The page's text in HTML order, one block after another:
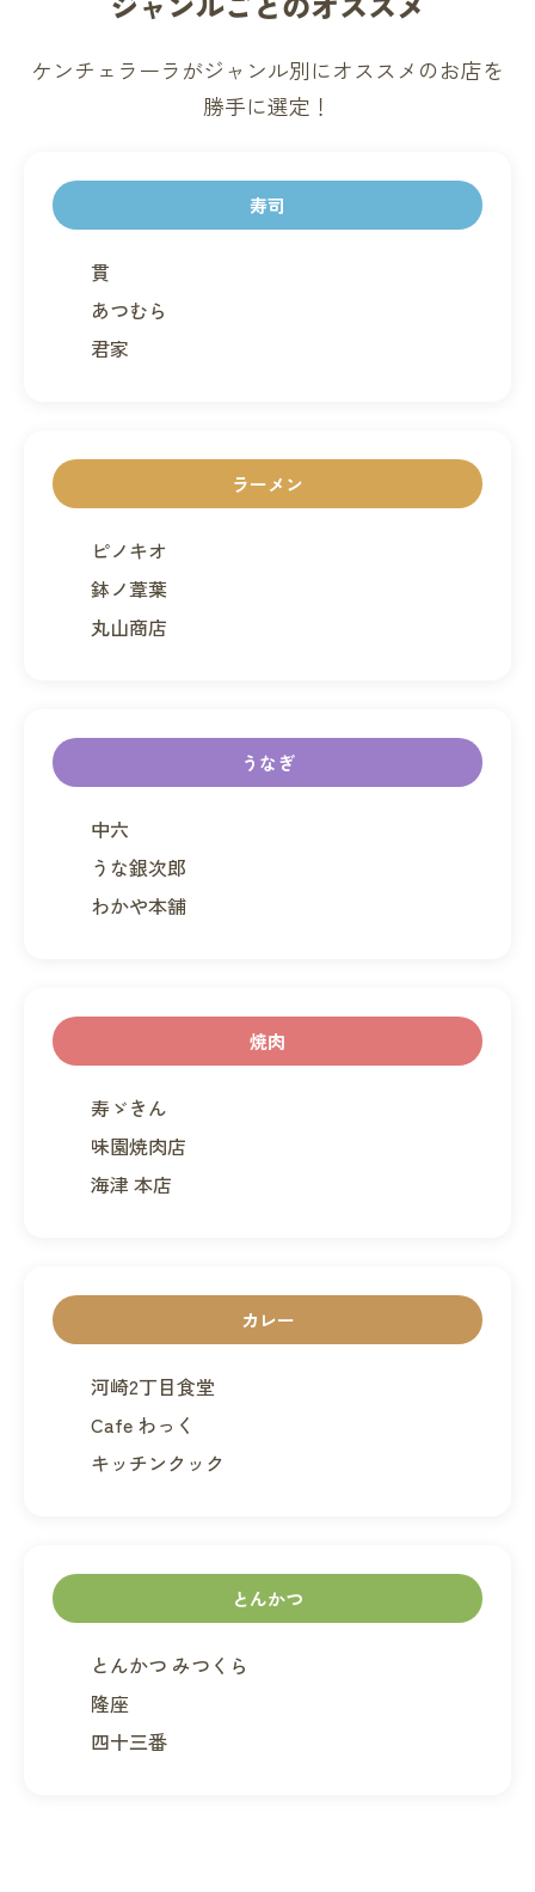
ケンチェラーラがジャンル別にオススメのお店を
勝手に選定！
寿司
貫
あつむら
君家
ラーメン
ピノキオ
鉢ノ葦葉
丸山商店
うなぎ
中六
うな銀次郎
わかや本舗
焼肉
寿ゞきん
味園焼肉店
海津 本店
カレー
河崎2丁目食堂
Cafe わっく
キッチンクック
とんかつ
とんかつ みつくら
隆座
四十三番